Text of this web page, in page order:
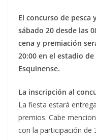
El concurso de pesca
sábado 20 desde las
cena y premiación
20:00 en el estadio
Esquinense.
La inscripción al
La fiesta estará
premios. Cabe
con la participación de